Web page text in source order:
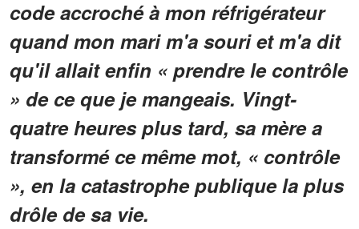
code accroché à mon réfrigérateur
quand mon mari m'a souri et m'a dit
qu'il allait enfin « prendre le contrôle
» de ce que je mangeais. Vingt-
quatre heures plus tard, sa mère a
transformé ce même mot, « contrôle
», en la catastrophe publique la plus
drôle de sa vie.